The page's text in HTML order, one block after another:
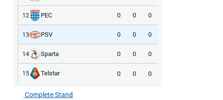
12 PEC 0 0 0
13 PSV 0 0 0
14 Sparta 0 0 0
15 Telstar 0 0 0
Complete Stand